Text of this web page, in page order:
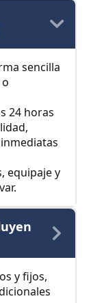
sencilla
24 horas
equipaje y
y fijos,